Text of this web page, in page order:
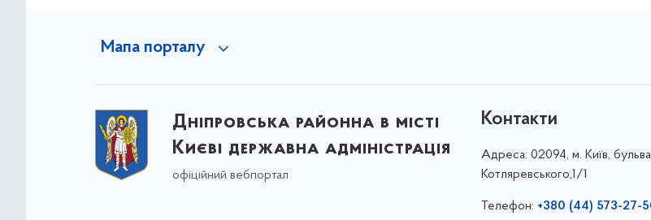
Мапа порталу
Дніпровська районна в місті
Києві державна адміністрація
офіційний вебпортал
Контакти
Адреса: 02094, м. Київ,
Котляревського,1/1
Телефон: +380 (44) 573-27-